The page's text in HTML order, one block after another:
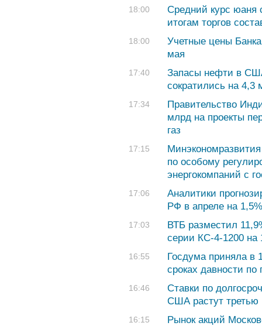
18:00
Средний курс юаня
итогам торгов
18:00
Учетные цены
мая
17:40
Запасы нефти в
сократились на 4,3
17:34
Правительство
млрд на проекты
газ
17:15
по особому
энергокомпаний с
17:06
Аналитики
РФ в апреле на
17:03
ВТБ разместил
серии КС-4-1200 на
16:55
Госдума приняла в
сроках давности
16:46
Ставки по
США растут третью
16:15
Рынок акций